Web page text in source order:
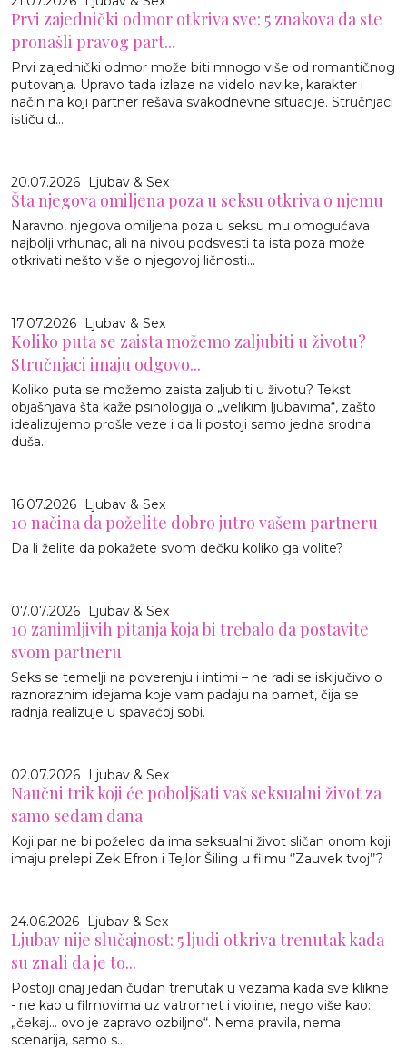
Prvi zajednički odmor otkriva sve: 5 znakova da ste
pronašli pravog part...
Prvi zajednički odmor može biti mnogo više od romantičnog
putovanja. Upravo tada izlaze na videlo navike, karakter i
način na koji partner rešava svakodnevne situacije. Stručnjaci
ističu d...
20.07.2026 Ljubav & Sex
Šta njegova omiljena poza u seksu otkriva o njemu
Naravno, njegova omiljena poza u seksu mu omogućava
najbolji vrhunac, ali na nivou podsvesti ta ista poza može
otkrivati nešto više o njegovoj ličnosti...
17.07.2026 Ljubav & Sex
Koliko puta se zaista možemo zaljubiti u životu?
Stručnjaci imaju odgovo...
Koliko puta se možemo zaista zaljubiti u životu? Tekst
objašnjava šta kaže psihologija o „velikim ljubavima“, zašto
idealizujemo prošle veze i da li postoji samo jedna srodna
duša.
16.07.2026 Ljubav & Sex
10 načina da poželite dobro jutro vašem partneru
Da li želite da pokažete svom dečku koliko ga volite?
07.07.2026 Ljubav & Sex
10 zanimljivih pitanja koja bi trebalo da postavite
svom partneru
Seks se temelji na poverenju i intimi – ne radi se isključivo o
raznoraznim idejama koje vam padaju na pamet, čija se
radnja realizuje u spavaćoj sobi.
02.07.2026 Ljubav & Sex
Naučni trik koji će poboljšati vaš seksualni život za
samo sedam dana
Koji par ne bi poželeo da ima seksualni život sličan onom koji
imaju prelepi Zek Efron i Tejlor Šiling u filmu ‘’Zauvek tvoj’’?
24.06.2026 Ljubav & Sex
Ljubav nije slučajnost: 5 ljudi otkriva trenutak kada
su znali da je to...
Postoji onaj jedan čudan trenutak u vezama kada sve klikne
- ne kao u filmovima uz vatromet i violine, nego više kao:
„čekaj… ovo je zapravo ozbiljno“. Nema pravila, nema
scenarija, samo s...